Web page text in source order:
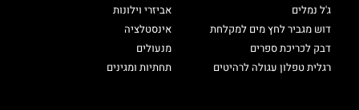
ג'ל נמלים
דוש מגביר לחץ מים למקלחת
דבק לכריכת ספרים
רגלית טפלון עגולה לרהיטים
אביזרי וילונות
אינסטלציה
מנעולים
תחתיות ומגינים